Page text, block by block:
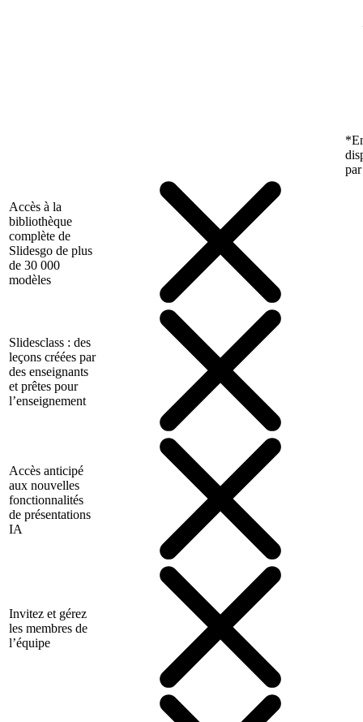
Accès à la
bibliothèque
complète de
Slidesgo de plus
de 30 000
modèles
Slidesclass : des
leçons créées par
des enseignants
et prêtes pour
l’enseignement
Accès anticipé
aux nouvelles
fonctionnalités
de présentations
IA
Invitez et gérez
les membres de
l’équipe